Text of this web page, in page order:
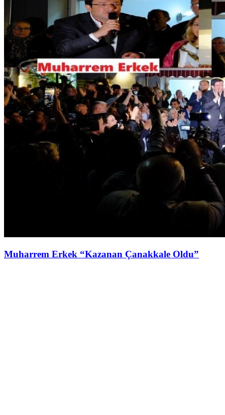
Muharrem Erkek “Kazanan Çanakkale Oldu”